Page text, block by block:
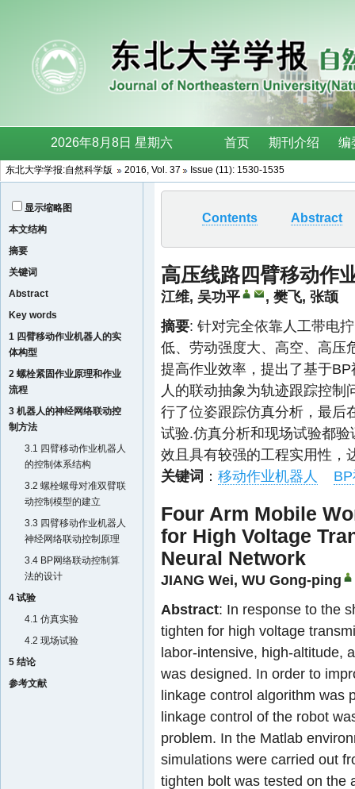
东北大学学报:自然科学版 2016, Vol. 37 Issue (11): 1530-1535
显示缩略图
本文结构
摘要
关键词
Abstract
Key words
1 四臂移动作业机器人的实
体构型
2 螺栓紧固作业原理和作业
流程
3 机器人的神经网络联动控
制方法
3.1 四臂移动作业机器人
的控制体系结构
3.2 螺栓螺母对准双臂联
动控制模型的建立
3.3 四臂移动作业机器人
神经网络联动控制原理
3.4 BP网络联动控制算
法的设计
4 试验
4.1 仿真实验
4.2 现场试验
5 结论
参考文献
Contents Abstract
高压线路四臂移动作
江维, 吴功平 , 樊飞, 张颉
摘要: 针对完全依靠人工带电
低、劳动强度大、高空、高压
提高作业效率，提出了基于
人的联动抽象为轨迹跟踪控
行了位姿跟踪仿真分析，最后
试验.仿真分析和现场试验都
效且具有较强的工程实用性，
关键词 ： 移动作业机器人
Four Arm Mobile
for High Voltage
Neural Network
JIANG Wei, WU Gong-ping
Abstract: In response to the
tighten for high voltage
labor-intensive, high-altitude,
was designed. In order to
linkage control algorithm was
linkage control of the robot
problem. In the Matlab
simulations were carried out
tighten bolt was tested on the